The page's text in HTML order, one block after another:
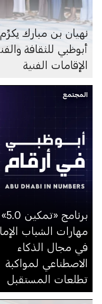
نهيان بن مبارك
أبوظبي للثقافة
الإقامات الفنية
المجتمع
مهارات الشباب
في مجال الذكاء
الاصطناعي لمواكبة
تطلعات المستقبل